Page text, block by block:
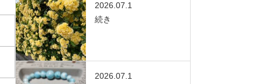
2026.07.1
続き
2026.07.1